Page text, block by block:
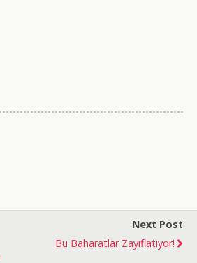
Next Post
Bu Baharatlar Zayıflatıyor!